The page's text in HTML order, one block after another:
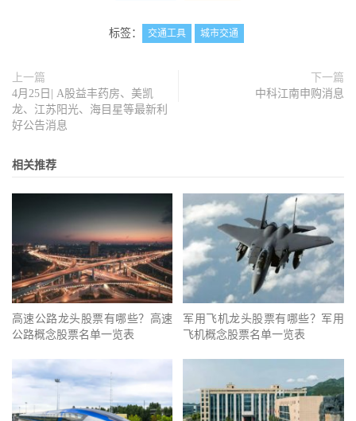
标签： 交通工具 城市交通
上一篇
4月25日| A股益丰药房、美凯
龙、江苏阳光、海目星等最新利
好公告消息
下一篇
中科江南申购消息
相关推荐
高速公路龙头股票有哪些？高速
公路概念股票名单一览表
军用飞机龙头股票有哪些？军用
飞机概念股票名单一览表